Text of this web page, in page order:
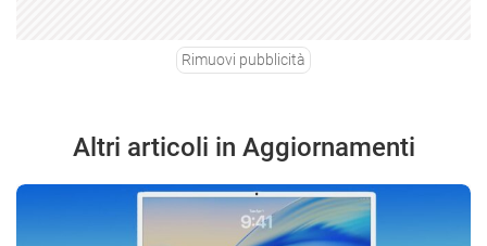
Rimuovi pubblicità
Altri articoli in Aggiornamenti